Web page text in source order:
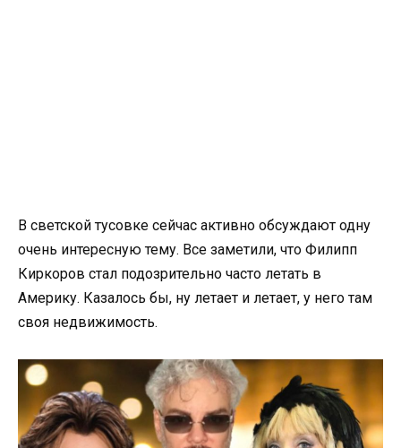
В светской тусовке сейчас активно обсуждают одну
очень интересную тему. Все заметили, что Филипп
Киркоров стал подозрительно часто летать в
Америку. Казалось бы, ну летает и летает, у него там
своя недвижимость.